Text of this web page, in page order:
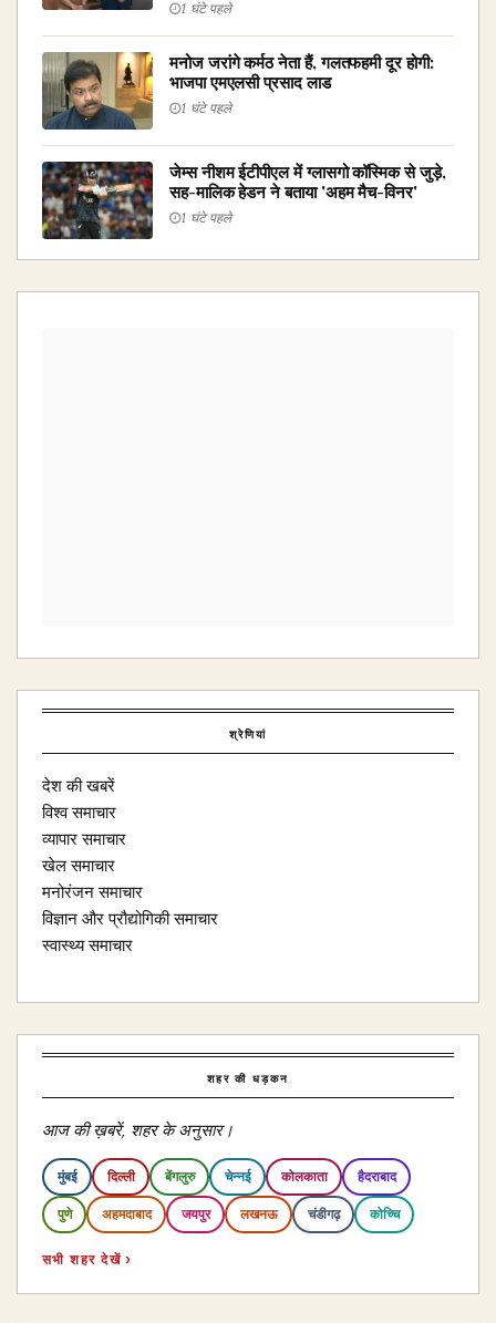
1 घंटे पहले
मनोज जरांगे कर्मठ नेता हैं, गलतफहमी दूर होगी:
भाजपा एमएलसी प्रसाद लाड
1 घंटे पहले
जेम्स नीशम ईटीपीएल में ग्लासगो कॉस्मिक से जुड़े,
सह-मालिक हेडन ने बताया 'अहम मैच-विनर'
1 घंटे पहले
श्रेणियां
देश की खबरें
विश्व समाचार
व्यापार समाचार
खेल समाचार
मनोरंजन समाचार
विज्ञान और प्रौद्योगिकी समाचार
स्वास्थ्य समाचार
शहर की धड़कन
आज की ख़बरें, शहर के अनुसार।
मुंबई दिल्ली बेंगलुरु चेन्नई कोलकाता हैदराबाद
पुणे अहमदाबाद जयपुर लखनऊ चंडीगढ़ कोच्चि
सभी शहर देखें ›